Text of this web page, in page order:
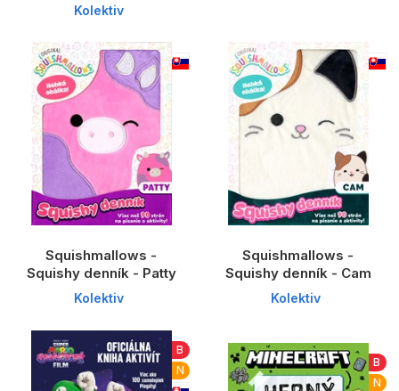
Kolektiv
Squishmallows -
Squishy denník - Patty
Kolektiv
Squishmallows -
Squishy denník - Cam
Kolektiv
B
N
B
N